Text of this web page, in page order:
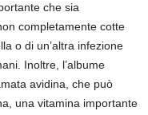
che sia
completamente cotte
o di un’altra infezione
Inoltre, l’albume
avidina, che può
una vitamina importante